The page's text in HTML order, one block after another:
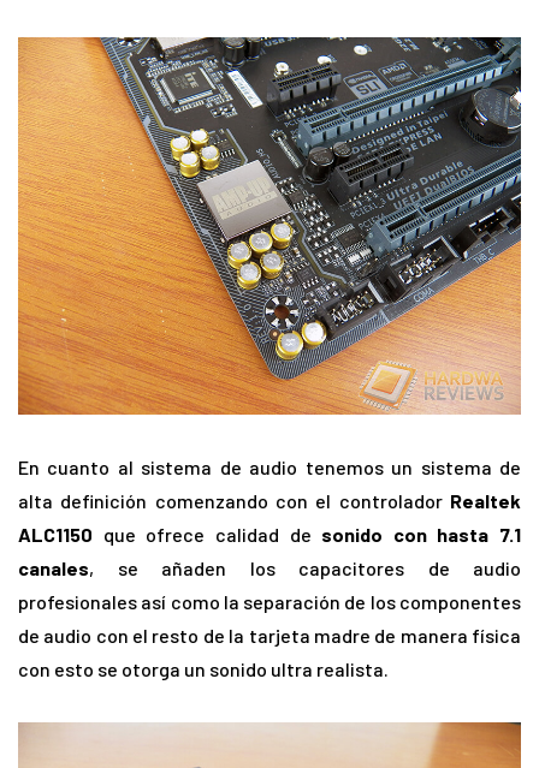
En cuanto al sistema de audio tenemos un sistema de
alta definición comenzando con el controlador Realtek
ALC1150 que ofrece calidad de sonido con hasta 7.1
canales, se añaden los capacitores de audio
profesionales así como la separación de los componentes
de audio con el resto de la tarjeta madre de manera física
con esto se otorga un sonido ultra realista.